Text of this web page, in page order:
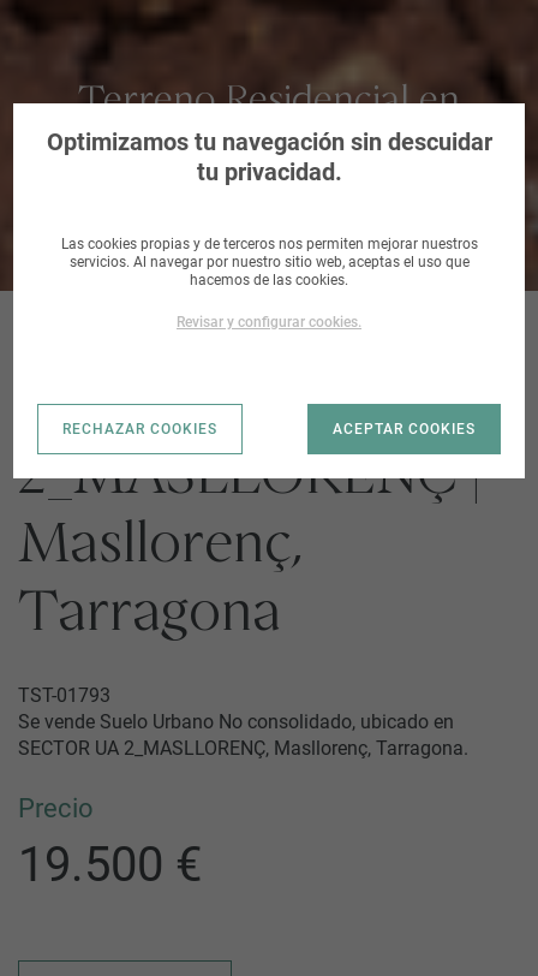
Terreno Residencial en
Masllorenç, Tarragona
SECTOR UA
2_MASLLORENÇ |
Masllorenç,
Tarragona
TST-01793
Se vende Suelo Urbano No consolidado, ubicado en
SECTOR UA 2_MASLLORENÇ, Masllorenç, Tarragona.
Precio
19.500 €
Optimizamos tu navegación sin descuidar
tu privacidad.
Las cookies propias y de terceros nos permiten mejorar nuestros
servicios. Al navegar por nuestro sitio web, aceptas el uso que
hacemos de las cookies.
Revisar y configurar cookies.
RECHAZAR COOKIES ACEPTAR COOKIES